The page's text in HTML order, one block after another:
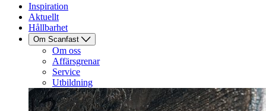
Inspiration
Aktuellt
Hållbarhet
Om Scanfast
Om oss
Affärsgrenar
Service
Utbildning